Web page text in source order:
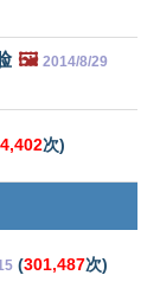
🖼️ 2014/8/29
次)
(301,487次)